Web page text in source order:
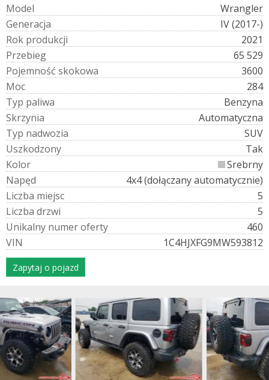
Model
Wrangler
Generacja
IV (2017-)
Rok produkcji
2021
Przebieg
65 529
Pojemność skokowa
3600
Moc
284
Typ paliwa
Benzyna
Skrzynia
Automatyczna
Typ nadwozia
SUV
Uszkodzony
Tak
Kolor
Srebrny
Napęd
4x4 (dołączany automatycznie)
Liczba miejsc
5
Liczba drzwi
5
Unikalny numeroferty
460
VIN 1C4HJXFG9MW593812
Zapytaj o pojazd